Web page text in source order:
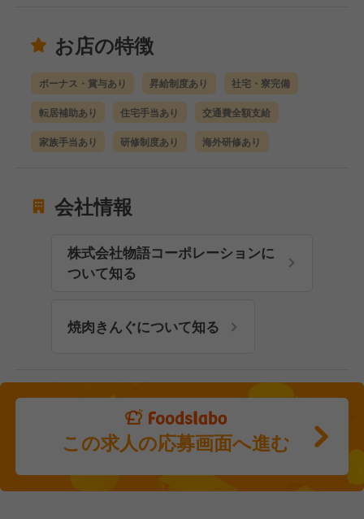
お店の特徴
ボーナス・賞与あり 昇給制度あり 社宅・寮完備
転居補助あり 住宅手当あり 交通費全額支給
家族手当あり 研修制度あり 海外研修あり
会社情報
株式会社物語コーポレーションに
ついて知る
焼肉きんぐについて知る
この求人の応募画面へ進む